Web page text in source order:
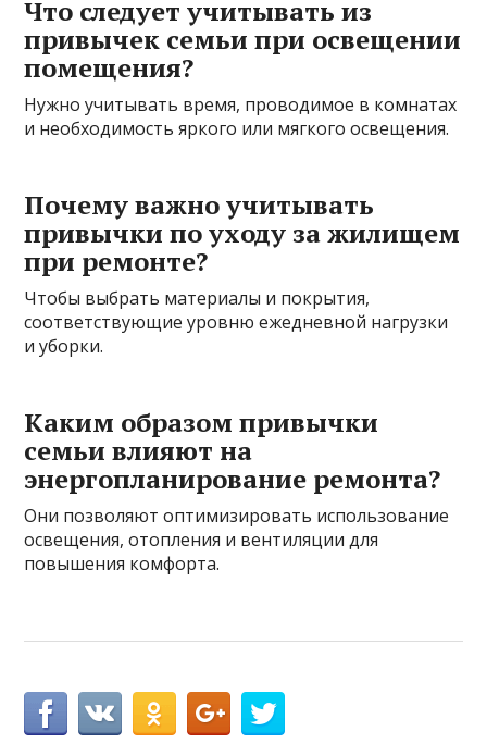
Что следует учитывать из
привычек семьи при освещении
помещения?
Нужно учитывать время, проводимое в комнатах
и необходимость яркого или мягкого освещения.
Почему важно учитывать
привычки по уходу за жилищем
при ремонте?
Чтобы выбрать материалы и покрытия,
соответствующие уровню ежедневной нагрузки
и уборки.
Каким образом привычки
семьи влияют на
энергопланирование ремонта?
Они позволяют оптимизировать использование
освещения, отопления и вентиляции для
повышения комфорта.